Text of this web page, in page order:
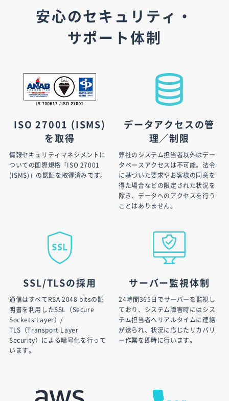
安心のセキュリティ・
サポート体制
ISO 27001 (ISMS)
を取得
情報セキュリティマネジメントに
ついての国際規格「ISO 27001
(ISMS)」の認証を取得済みです。
データアクセスの管
理／制限
弊社のシステム担当者以外はデー
タベースアクセスは不可能。法令
に基づいた要求やお客様の同意を
得た場合などの限定された状況を
除き、データへのアクセスを行う
ことはありません。
SSL/TLSの採用
通信はすべてRSA 2048 bitsの証
明書を利用したSSL（Secure
Sockets Layer）/
TLS（Transport Layer
Security）による暗号化を行って
います。
サーバー監視体制
24時間365日でサーバーを監視し
ており、システム障害時にはシス
テム担当者へリアルタイムに連絡
が送られ、状況に応じたリカバリ
ー作業を即時に行います。